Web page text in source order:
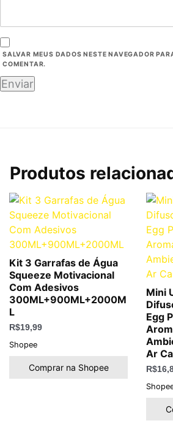
SALVAR MEUS DADOS NESTE NAVEGADOR
COMENTAR.
Produtos
Kit 3 Garrafas de Água
Squeeze Motivacional
Com Adesivos
300ML+900ML+2000M
L
R$19,99
Shopee
Comprar na Shopee
Mini
Egg
Ar
R$